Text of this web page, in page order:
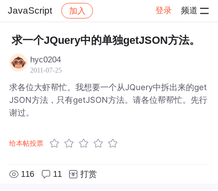
JavaScript 加入 登录 频道
社区 JavaScript 帖子详情
求一个JQuery中的单独getJSON方法。
hyc0204
2011-07-25
求各位大虾帮忙。我想要一个从JQuery中拆出来的get
JSON方法，只有getJSON方法。请各位帮帮忙。先行
谢过。
给本帖投票
116 11 打赏